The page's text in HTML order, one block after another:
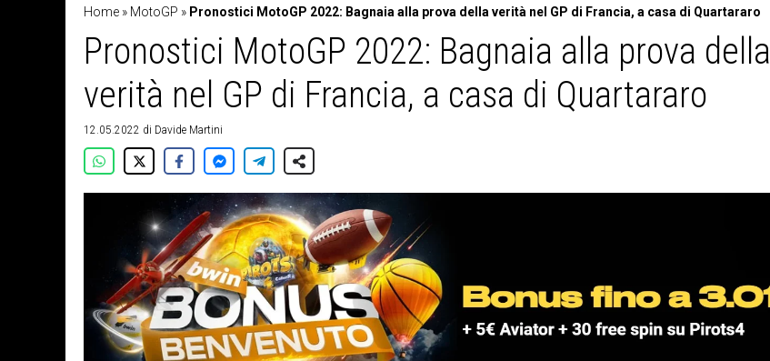
Home » MotoGP » Pronostici MotoGP 2022: Bagnaia alla prova della verità nel GP di Francia, a casa di Quartararo
Pronostici MotoGP 2022: Bagnaia alla prova della
verità nel GP di Francia, a casa di Quartararo
12.05.2022 di Davide Martini